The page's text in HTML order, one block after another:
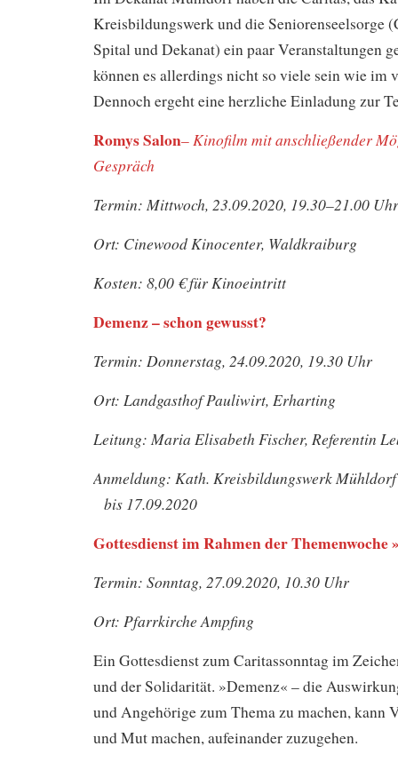
Kreisbildungswerk und die Seniorenseelsorge
Spital und Dekanat) ein paar Veranstaltungen
können es allerdings nicht so viele sein wie im
Dennoch ergeht eine herzliche Einladung zur
Romys Salon–Kinofilm mit anschließender
Gespräch
Termin: Mittwoch, 23.09.2020, 19.30–21.00 Uhr
Ort: Cinewood Kinocenter, Waldkraiburg
Kosten: 8,00 € für Kinoeintritt
Demenz – schon gewusst?
Termin: Donnerstag, 24.09.2020, 19.30 Uhr
Ort: Landgasthof Pauliwirt, Erharting
Leitung: Maria Elisabeth Fischer, Referentin
Anmeldung: Kath. Kreisbildungswerk
bis 17.09.2020
Gottesdienst im Rahmen der Themenwoche
Termin: Sonntag, 27.09.2020, 10.30 Uhr
Ort: Pfarrkirche Ampfing
Ein Gottesdienst zum Caritassonntag im
und der Solidarität. »Demenz« – die
und Angehörige zum Thema zu machen, kann
und Mut machen, aufei­nander zuzugehen.